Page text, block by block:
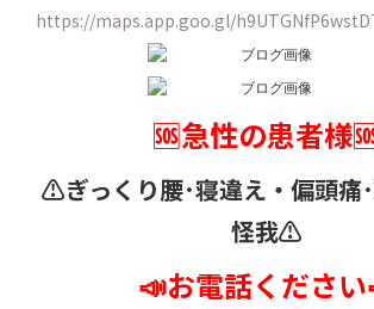
https://maps.app.goo.gl/
🆘急性の患者様
⚠️ぎっくり腰･寝違え・ 偏頭痛
怪我⚠️
📣お電話くださ